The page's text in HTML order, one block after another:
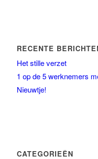
RECENTE
Het stille verzet
1 op de 5 werknemers
Nieuwtje!
CATEGORIEËN